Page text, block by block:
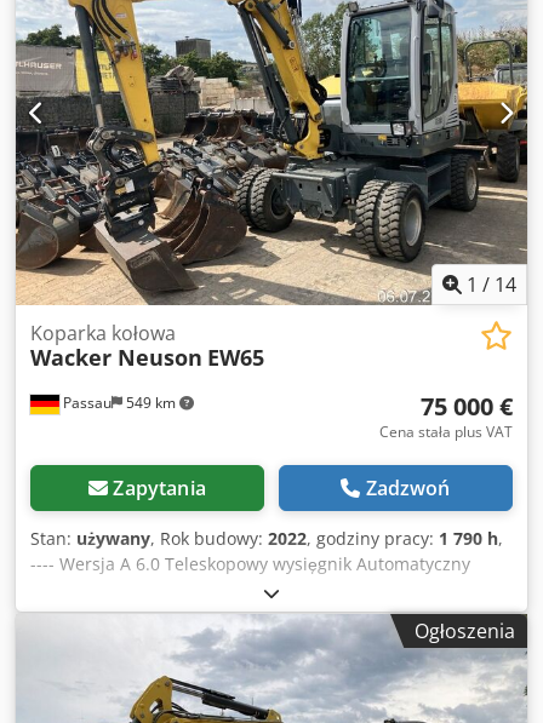
1 / 14
Passau 549 km
Koparka kołowa
Wacker Neuson EW65
75 000 €
Cena stała plus VAT
Zapytania Zadzwoń
Stan: używany, Rok budowy: 2022, godziny pracy: 1 790 h,
---- Wersja A 6.0 Teleskopowy wysięgnik Automatyczny
system sterowania Kamera cofania Trzeci obwód
hydrauliczny Radio W zestawie: MS03 – mechanizm obrotu
wysięgnika Dksdpfxsznhv To Afaer
Ogłoszenia